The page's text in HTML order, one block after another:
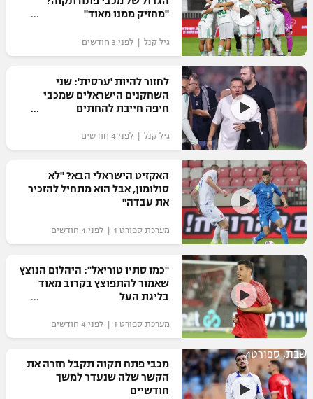
VOD
רץ ברשת
תוצאות
לוח שידורים
ברחבה
"מעל הליגה" – פודקאסט
גביע הטוטו
ליגיונרים
גביע המדינה
נבחרת ישראל
מכבי חיפה
בית"ר ירושלים
מכבי תל אביב
הפועל תל אביב
הפועל חיפה
הפועל באר שבע
מכבי נתניה
בני יהודה
ליגה אירופית
ליגה אנגלית
ליגה גרמנית
ליגה ספרדית
ליגה איטלקית
ליגה צרפתית
ליגה הולנדית
ליגה סינית
ליגה ברזילאית
ליגות נוספות
ליגת ווינר סל
ליגה לאומית
כדורסל נשים
מכבי תל אביב
הפועל חולון
הפועל ירושלים
דני אבדיה
כדורסל עולמי
NBA
יורוליג
יורוקאפ
ענפים נוספים
טניס
כדוריד
כדורעף
שחייה
אגרוף
ספורט אולימפי
UFC
היאבקות WWE
"מחזיק ממנו מאוד"
גיל קנל | לפני 3 חודשים
לחזור להיות 'ערסית': שני
השחקנים הישראלים שמכבי
חיפה חייבת להחתים
גיל קנל | לפני 4 חודשים
האקזיט הישראלי הבא? "לא
סולומון, אבל הוא מתחיל להזכיר
את עבדה"
מערכת ספורט 1 | לפני 4 חודשים
"כמו סתיו טוריאל": היהלום הנוצץ
שאמור להתפוצץ בקרוב מאוד
בליגת העל
מערכת ספורט 1 | לפני 4 חודשים
שבת, ספורט4
מכבי פתח תקוה תקבל חזרה את
הקשר שלה שנעדר למשך
חודשיים